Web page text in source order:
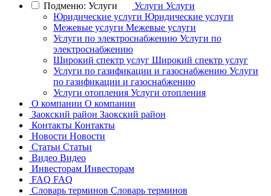
Подменю: Услуги
Услуги Услуги
Юридические услуги Юридические услуги
Межевые услуги Межевые услуги
Услуги по электроснабжению Услуги по
электроснабжению
Широкий спектр услуг Широкий спектр услуг
Услуги по газификации и газоснабжению Услуги
по газификации и газоснабжению
Услуги отопления Услуги отопления
О компании О компании
Заокский район Заокский район
Контакты Контакты
Новости Новости
Статьи Статьи
Видео Видео
Инвесторам Инвесторам
FAQ FAQ
Словарь терминов Словарь терминов